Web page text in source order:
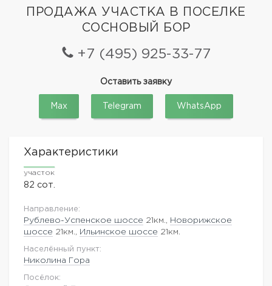
ПРОДАЖА УЧАСТКА В ПОСЕЛКЕ
СОСНОВЫЙ БОР
+7 (495) 925-33-77
Оставить заявку
Max Telegram WhatsApp
Характеристики
участок
82 сот.
Направление:
Рублево-Успенское шоссе 21км.,
Новорижское
шоссе 21км., Ильинское шоссе 21км.
Населённый пункт:
Николина Гора
Посёлок: